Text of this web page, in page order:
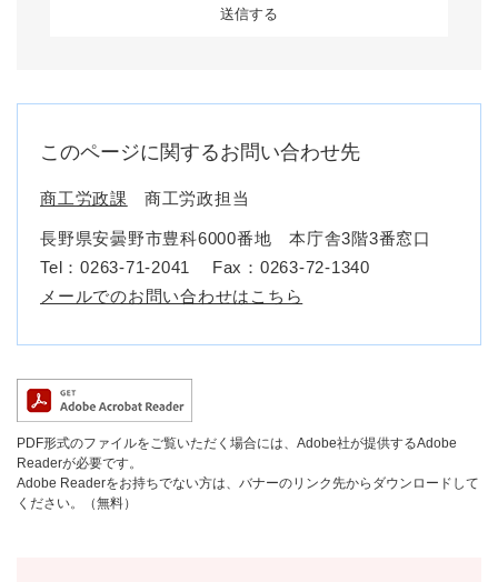
このページに関するお問い合わせ先
商工労政課 商工労政担当
長野県安曇野市豊科6000番地 本庁舎3階3番窓口
Tel：0263-71-2041
Fax：0263-72-1340
メールでのお問い合わせはこちら
PDF形式のファイルをご覧いただく場合には、Adobe社が提供するAdobe
Readerが必要です。
Adobe Readerをお持ちでない方は、バナーのリンク先からダウンロードして
ください。（無料）